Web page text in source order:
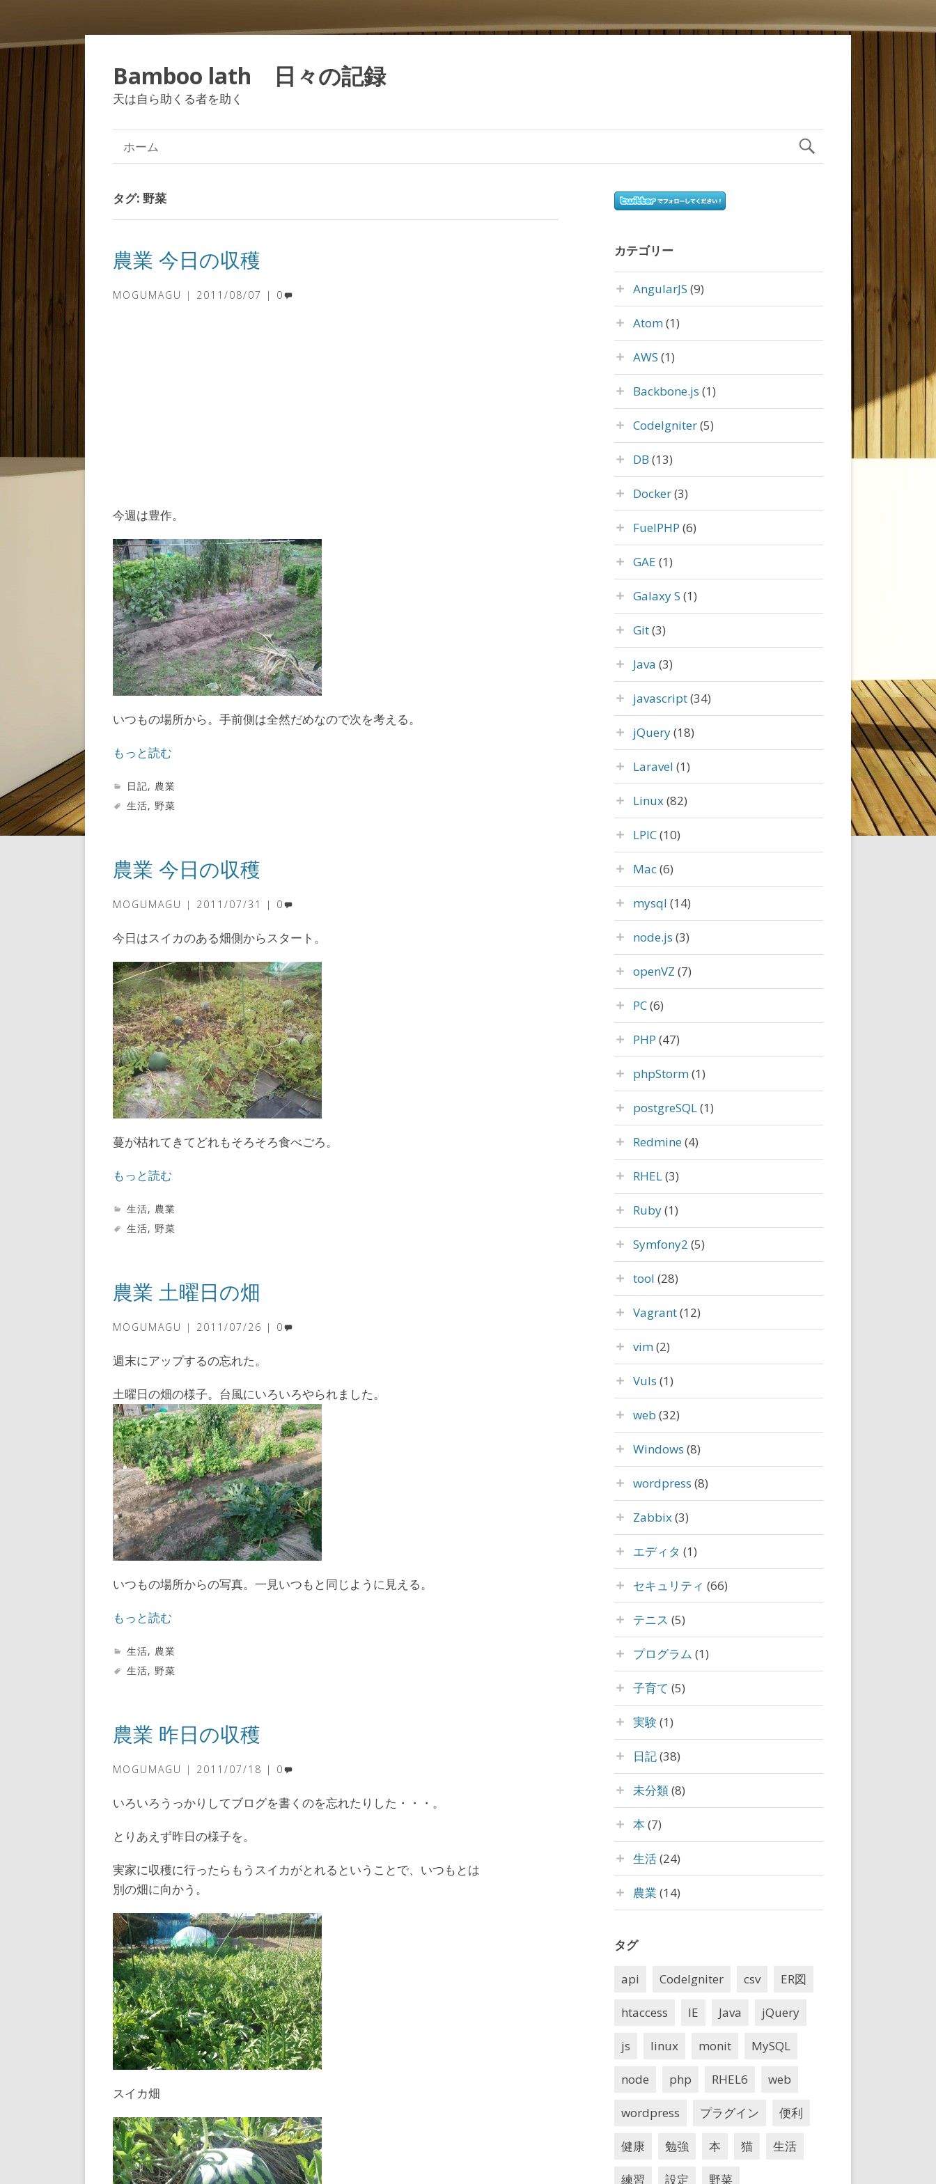
Bamboo lath 日々の記録
天は自ら助くる者を助く
ホーム
タグ: 野菜
農業 今日の収穫
MOGUMAGU 2011/08/07 0
今週は豊作。
いつもの場所から。手前側は全然だめなので次を考える。
もっと読む
日記, 農業
生活, 野菜
農業 今日の収穫
MOGUMAGU 2011/07/31 0
今日はスイカのある畑側からスタート。
蔓が枯れてきてどれもそろそろ食べごろ。
もっと読む
生活, 農業
生活, 野菜
農業 土曜日の畑
MOGUMAGU 2011/07/26 0
週末にアップするの忘れた。
土曜日の畑の様子。台風にいろいろやられました。
いつもの場所からの写真。一見いつもと同じように見える。
もっと読む
生活, 農業
生活, 野菜
農業 昨日の収穫
MOGUMAGU 2011/07/18 0
いろいろうっかりしてブログを書くのを忘れたりした・・・。
とりあえず昨日の様子を。
実家に収穫に行ったらもうスイカがとれるということで、いつもとは
別の畑に向かう。
スイカ畑
カテゴリー
AngularJS (9)
Atom(1)
AWS (1)
Backbone.js (1)
CodeIgniter(5)
DB (13)
Docker(3)
FuelPHP (6)
GAE (1)
Galaxy S (1)
Git(3)
Java (3)
javascript(34)
jQuery(18)
Laravel (1)
Linux(82)
LPIC(10)
Mac(6)
mysql (14)
node.js (3)
openVZ (7)
PC(6)
PHP (47)
phpStorm(1)
postgreSQL(1)
Redmine(4)
RHEL(3)
Ruby(1)
Symfony2 (5)
tool (28)
Vagrant(12)
vim(2)
Vuls (1)
web (32)
Windows (8)
wordpress (8)
Zabbix(3)
エディタ (1)
セキュリティ (66)
テニス (5)
プログラム (1)
子育て (5)
実験 (1)
日記(38)
未分類(8)
本 (7)
生活(24)
農業 (14)
タグ
api CodeIgniter csv ER図
htaccess IE Java jQuery
js linux monit MySQL
node php RHEL6 web
wordpress プラグイン 便利
健康 勉強 本 猫 生活
練習 設定 野菜